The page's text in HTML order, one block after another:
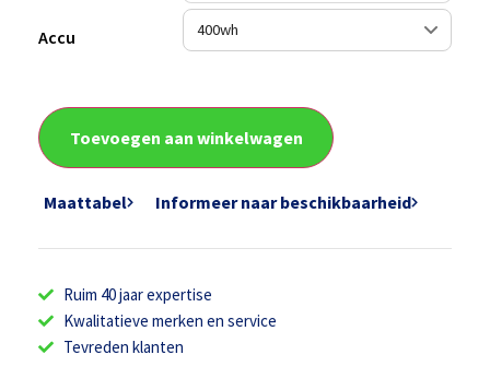
Accu
Toevoegen aan winkelwagen
Maattabel Informeer naar beschikbaarheid
Ruim 40 jaar expertise
Kwalitatieve merken en service
Tevreden klanten